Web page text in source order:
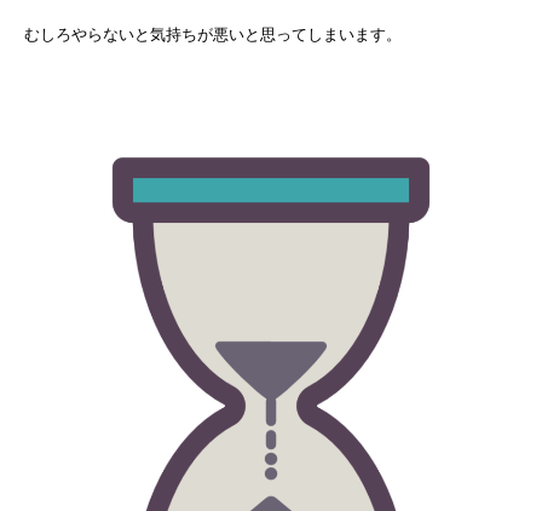
むしろやらないと気持ちが悪いと思ってしまいます。